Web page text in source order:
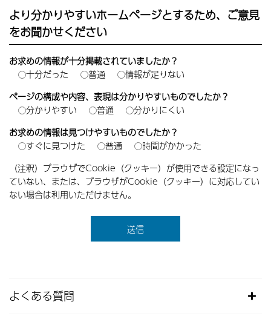
より分かりやすいホームページとするため、ご意見
をお聞かせください
お求めの情報が十分掲載されていましたか？
十分だった
普通
情報が足りない
ページの構成や内容、表現は分かりやすいものでしたか？
分かりやすい
普通
分かりにくい
お求めの情報は見つけやすいものでしたか？
すぐに見つけた
普通
時間がかかった
（注釈）ブラウザでCookie（クッキー）が使用できる設定になっ
ていない、または、ブラウザがCookie（クッキー）に対応してい
ない場合は利用いただけません。
よくある質問